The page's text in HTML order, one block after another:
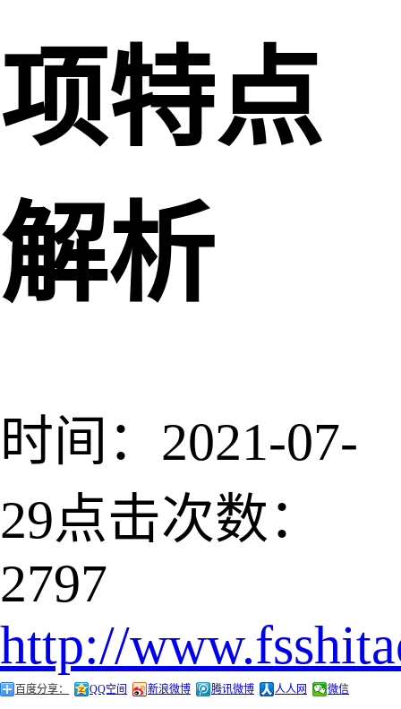
项特点
解析
时间：2021-07-
29点击次数：
2797
http://
百度分享： QQ空间 新浪微博 腾讯微博 人人网 微信